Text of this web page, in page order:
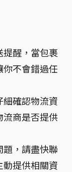
醒，當包裹
不會錯過任
確認物流資
商是否提供
題，請盡快聯
提供相關資